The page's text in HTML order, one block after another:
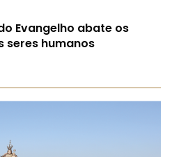
Evangelho abate os
seres humanos